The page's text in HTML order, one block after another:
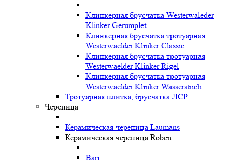
Клинкерная брусчатка Westerwaleder
Klinker Gerumplet
Клинкерная брусчатка тротуарная
Westerwaelder Klinker Classic
Клинкерная брусчатка тротуарная
Westerwaelder Klinker Rigel
Клинкерная брусчатка тротуарная
Westerwaelder Klinker Wasserstrich
Тротуарная плитка, брусчатка ЛСР
Черепица
Керамическая черепица Laumans
Керамическая черепица Roben
Bari